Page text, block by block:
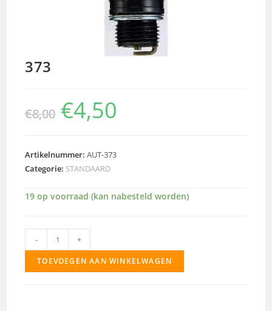
373
€8,00 €4,50
Artikelnummer:AUT-373
Categorie: STANDAARD
19 op voorraad (kan nabesteld worden)
-
373
aantal
+
TOEVOEGEN AAN WINKELWAGEN